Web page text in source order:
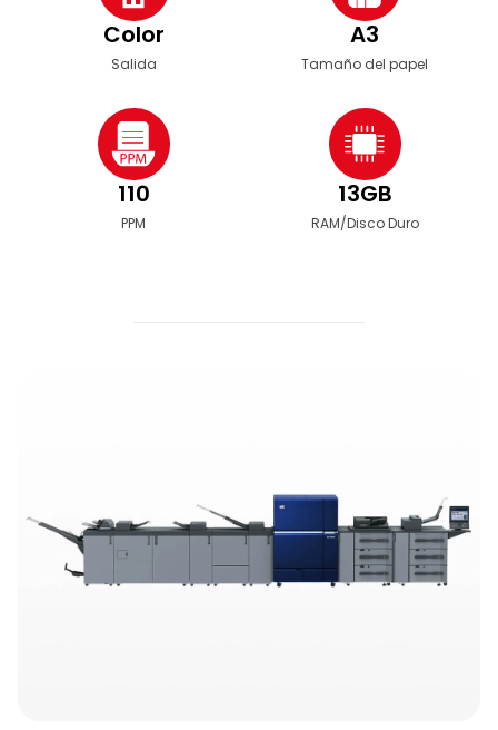
Color
Salida
A3
Tamaño del papel
110
PPM
13GB
RAM/Disco Duro